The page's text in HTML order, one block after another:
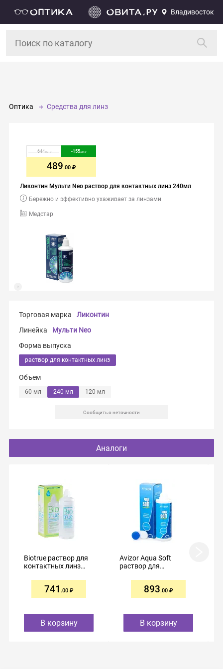
Владивосток
Оптика Средства для линз
Ликонтин Мульти Neo раствор для контактных линз 240мл
Медстар
Бережно и эффективно ухаживает за линзами
644.00 -155.00
489.00
Торговая марка
Ликонтин
Линейка
Мульти Neo
Форма выпуска
раствор для контактных линз
Объем
60 мл 240 мл 120 мл
Сообщить о неточности
Аналоги
Biotrue раствор для
контактных линз
741 .00
В корзину
Avizor Aqua Soft
раствор для
многофункциональный
893.00
В корзину